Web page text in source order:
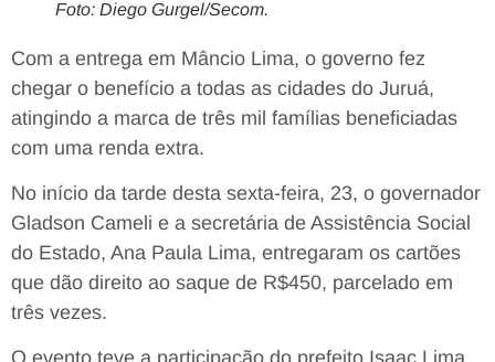
Foto: Diego Gurgel/Secom.
Com a entrega em Mâncio Lima, o governo fez
chegar o benefício a todas as cidades do Juruá,
atingindo a marca de três mil famílias beneficiadas
com uma renda extra.
No início da tarde desta sexta-feira, 23, o governador
Gladson Cameli e a secretária de Assistência Social
do Estado, Ana Paula Lima, entregaram os cartões
que dão direito ao saque de R$450, parcelado em
três vezes.